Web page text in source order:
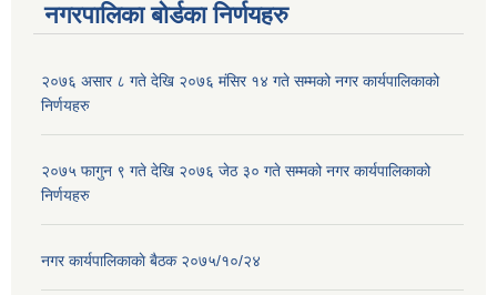
नगरपालिका बोर्डका निर्णयहरु
२०७६ असार ८ गते देखि २०७६ मंसिर १४ गते सम्मको नगर कार्यपालिकाको
निर्णयहरु
२०७५ फागुन ९ गते देखि २०७६ जेठ ३० गते सम्मको नगर कार्यपालिकाको
निर्णयहरु
नगर कार्यपालिकाकाे बैठक २०७५/१०/२४